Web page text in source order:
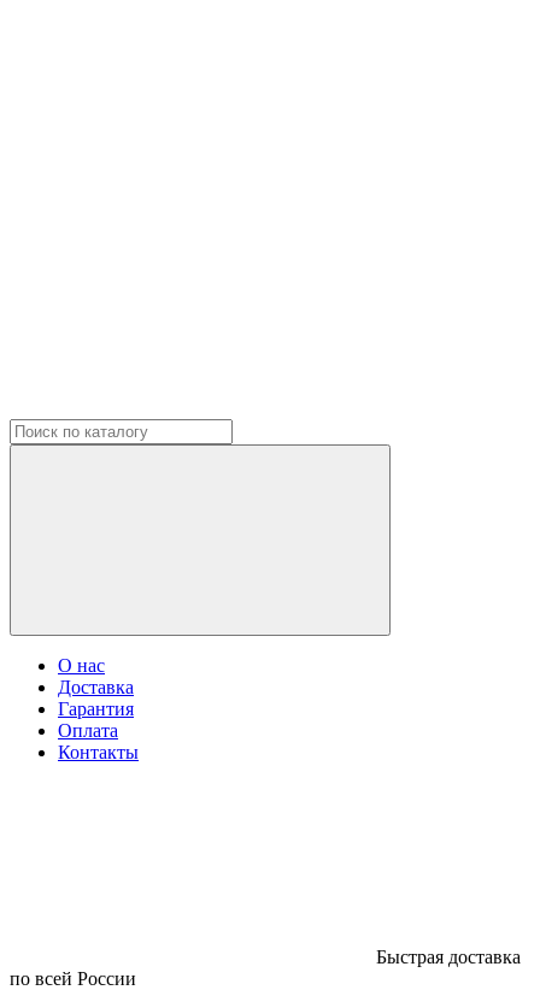
О нас
Доставка
Гарантия
Оплата
Контакты
Быстрая доставка
по всей России